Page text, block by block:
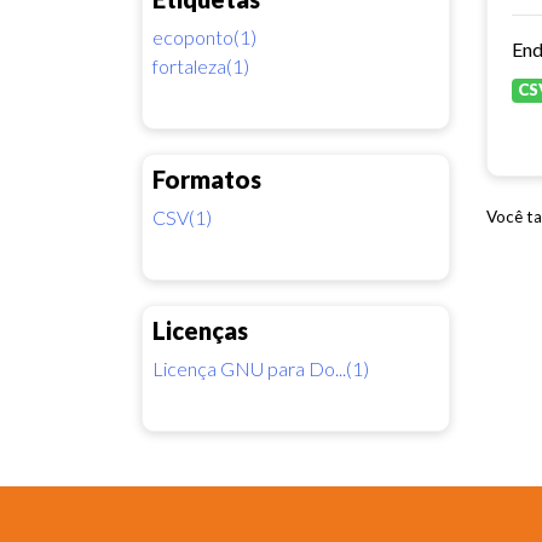
ecoponto(1)
fortaleza(1)
Formatos
CSV(1)
Licenças
Licença GNU para Do...(1)
Você